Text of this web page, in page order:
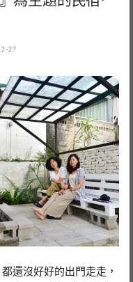
27
還沒好好的出門走走，